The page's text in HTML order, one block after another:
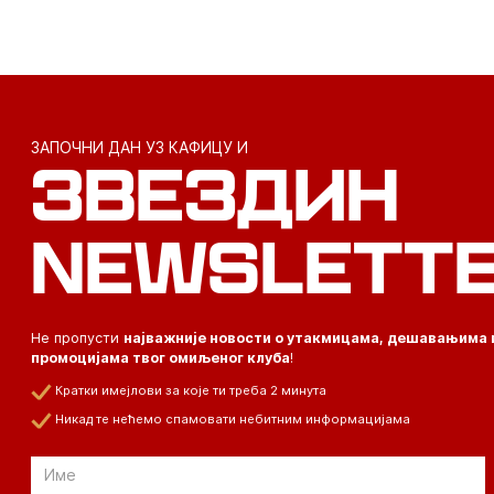
ЗАПОЧНИ ДАН УЗ КАФИЦУ И
ЗВЕЗДИН
Не пропусти најважније новости о утакмицама, дешавањима
промоцијама твог омиљеног клуба!
Кратки имејлови за које ти треба 2 минута
Никад те нећемо спамовати небитним информацијама
Email